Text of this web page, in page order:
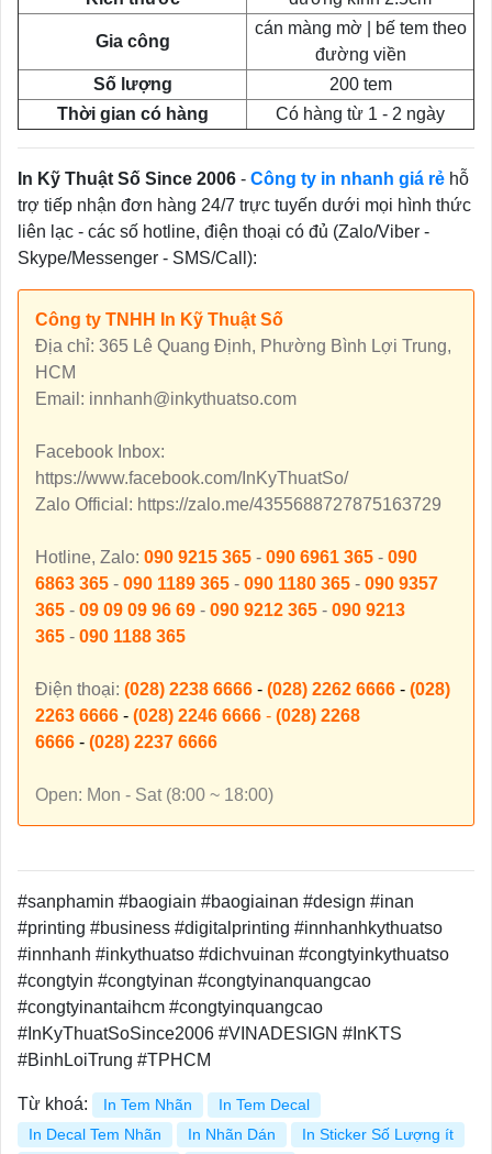
Gia công
cán màng mờ | bế tem theo
đường viền
Số lượng
200 tem
Thời gian có hàng
Có hàng từ 1 - 2 ngày
In Kỹ Thuật Số Since 2006 - Công ty in nhanh giá rẻ hỗ
trợ tiếp nhận đơn hàng 24/7 trực tuyến dưới mọi hình thức
liên lạc - các số hotline, điện thoại có đủ (Zalo/Viber -
Skype/Messenger - SMS/Call):
Công ty TNHH In Kỹ Thuật Số
Địa chỉ: 365 Lê Quang Định, Phường Bình Lợi Trung,
HCM
Email: innhanh@inkythuatso.com
Facebook Inbox:
https://www.facebook.com/InKyThuatSo/
Zalo Official: https://zalo.me/4355688727875163729
Hotline, Zalo: 090 9215 365 - 090 6961 365 - 090
6863 365 - 090 1189 365 - 090 1180 365 - 090 9357
365 - 09 09 09 96 69 - 090 9212 365 - 090 9213
365 - 090 1188 365
Điện thoại: (028) 2238 6666 - (028) 2262 6666 - (028)
2263 6666 - (028) 2246 6666 - (028) 2268
6666 - (028) 2237 6666
Open: Mon - Sat (8:00 ~ 18:00)
#sanphamin #baogiain #baogiainan #design #inan
#printing #business #digitalprinting #innhanhkythuatso
#innhanh #inkythuatso #dichvuinan #congtyinkythuatso
#congtyin #congtyinan #congtyinanquangcao
#congtyinantaihcm #congtyinquangcao
#InKyThuatSoSince2006 #VINADESIGN #InKTS
#BinhLoiTrung #TPHCM
Từ khoá: In Tem Nhãn
In Tem Decal
In Decal Tem Nhãn
In Nhãn Dán
In Sticker Số Lượng ít